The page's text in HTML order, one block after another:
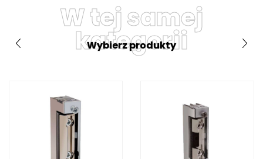
W tej samej
kategorii
Wybierz produkty